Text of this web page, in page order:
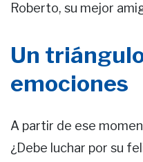
Roberto, su mejor
Un
emociones
A partir de ese
¿Debe luchar por su